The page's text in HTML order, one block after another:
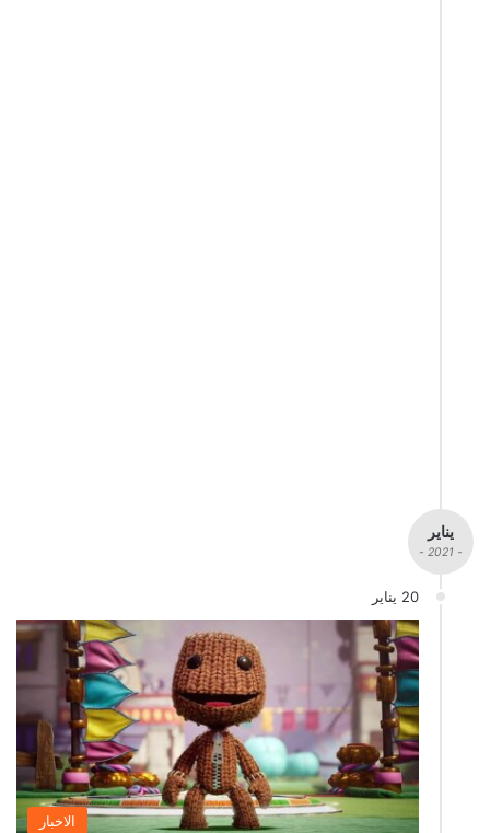
يناير
- 2021 -
20 يناير
الاخبار